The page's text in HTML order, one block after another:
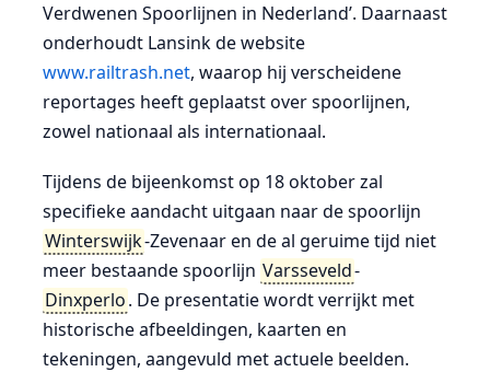
Verdwenen Spoorlijnen in Nederland’. Daarnaast
onderhoudt Lansink de website
www.railtrash.net, waarop hij verscheidene
reportages heeft geplaatst over spoorlijnen,
zowel nationaal als internationaal.
Tijdens de bijeenkomst op 18 oktober zal
specifieke aandacht uitgaan naar de spoorlijn
Winterswijk-Zevenaar en de al geruime tijd niet
meer bestaande spoorlijn Varsseveld-
Dinxperlo. De presentatie wordt verrijkt met
historische afbeeldingen, kaarten en
tekeningen, aangevuld met actuele beelden.